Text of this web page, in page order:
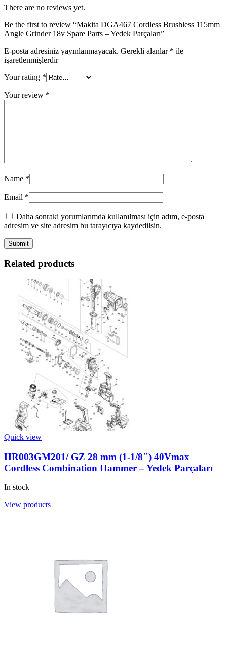
There are no reviews yet.
Be the first to review “Makita DGA467 Cordless Brushless 115mm
Angle Grinder 18v Spare Parts – Yedek Parçaları”
E-posta adresiniz yayınlanmayacak. Gerekli alanlar * ile
işaretlenmişlerdir
Your rating *
Your review *
Name *
Email *
Daha sonraki yorumlarımda kullanılması için adım, e-posta
adresim ve site adresim bu tarayıcıya kaydedilsin.
Related products
Quick view
HR003GM201/ GZ 28 mm (1-1/8″) 40Vmax
Cordless Combination Hammer – Yedek Parçaları
In stock
View products